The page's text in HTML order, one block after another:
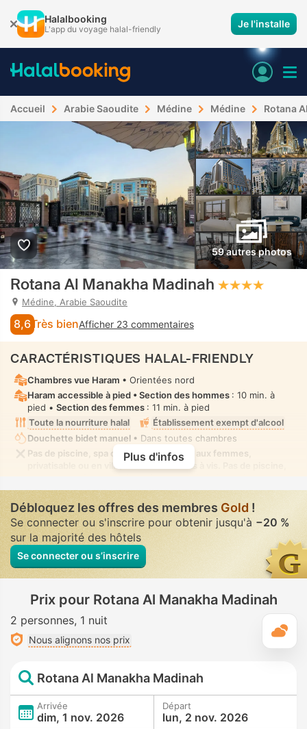
Halalbooking
L'app du voyage halal-friendly Je l'installe
Accueil Arabie Saoudite Médine Médine Rotana
59 autres photos
Rotana Al Manakha Madinah
Médine, Arabie Saoudite
8,6 Très bienAfficher 23 commentaires
CARACTÉRISTIQUES HALAL-FRIENDLY
Chambres vue Haram • Orientées nord
Haram accessible à pied •Section des hommes : 10 min. à
pied • Section des femmes : 11 min. à pied
Toute la nourriture halal
Établissement exempt d'alcool
Douchette bidet manuel • Dans toutes chambres
Pas de piscine, spa ou plage réservé(e) aux femmes,
privatisable ou en villa/chambre sans vis à vis. Pas de piscine,
autorisée
Plus d'infos
Débloquez les offres des membres Gold !
Se connecter ou s'inscrire pour obtenir jusqu'à −20 %
sur la majorité des hôtels
Se connecter ou s’inscrire
Prix pour Rotana Al Manakha Madinah
2 personnes 1 nuit
Nous alignons nos prix
Rotana Al Manakha Madinah
Arrivée
dim, 1 nov. 2026
Départ
lun, 2 nov. 2026